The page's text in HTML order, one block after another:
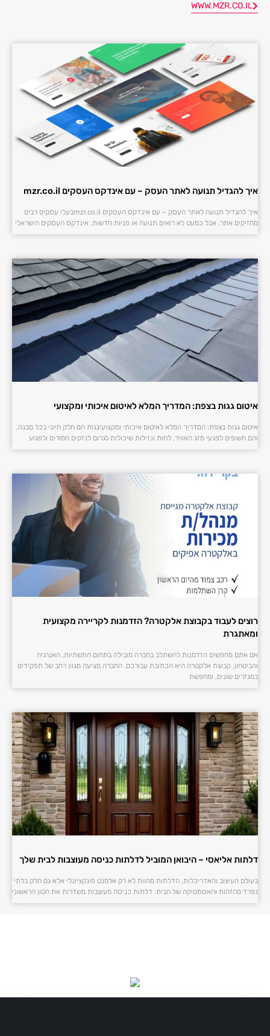
WWW.MZR.CO.IL
איך להגדיל תנועה לאתר העסק – עם אינדקס העסקים mzr.co.il
איך להגדיל תנועה לאתר העסק – עם אינדקס העסקים mzr.co.ilבעלי עסקים רבים
מחזיקים אתר, אבל כמעט לא רואים תנועה או פניות חדשות. אינדקס העסקים הישראלי
איטום גגות בצפת: המדריך המלא לאיטום איכותי ומקצועי
איטום גגות בצפת: המדריך המלא לאיטום איכותי ומקצועיגגות הם חלק חיוני בכל מבנה,
והם חשופים לפגעי מזג האוויר, לחות ונזילות שיכולות לגרום לנזקים חמורים ולפגוע
רוצים לעבוד בקבוצת אלקטרה? הזדמנות לקריירה מקצועית
ומאתגרת
אם אתם מחפשים הזדמנות להשתלב בחברה מובילה בתחום התשתיות, האנרגיה
והביטחון, קבוצת אלקטרה היא הכתובת עבורכם. החברה מציעה מגוון רחב של תפקידים
במגזרים שונים, ומחפשת
דלתות אליאסי – היבואן המוביל לדלתות כניסה מעוצבות לבית שלך
בעולם העיצוב והאדריכלות, הדלתות מהוות לא רק אלמנט פונקציונלי אלא גם חלק בלתי
נפרד מהזהות והאסתטיקה של הבית. דלתות כניסה מעוצבות משדרות את הטון הראשוני